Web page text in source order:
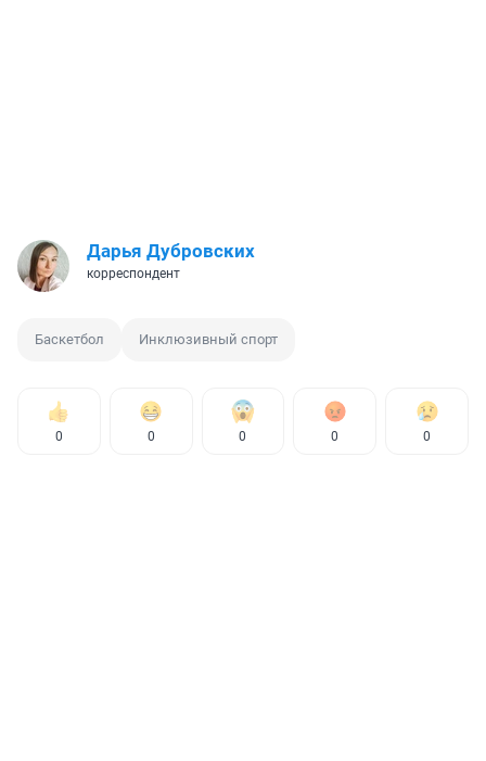
Дарья Дубровских
корреспондент
Баскетбол Инклюзивный спорт
0 0 0 0 0